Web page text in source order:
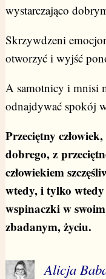
wystarczająco
Skrzywdzeni
otworzyć i wyjść
A samotnicy i mnisi
odnajdywać spokój
Przeciętny
dobrego, z
człowiekiem
wtedy, i tylko wtedy
wspinaczki w
zbadanym, życiu.
Alicja